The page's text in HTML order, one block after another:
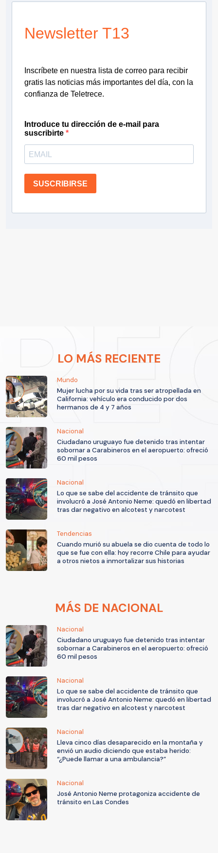
Newsletter T13
Inscríbete en nuestra lista de correo para recibir
gratis las noticias más importantes del día, con la
confianza de Teletrece.
Introduce tu dirección de e-mail para
suscribirte
SUSCRIBIRSE
LO MÁS RECIENTE
Mundo
Mujer lucha por su vida tras ser atropellada en
California: vehículo era conducido por dos
hermanos de 4 y 7 años
Nacional
Ciudadano uruguayo fue detenido tras intentar
sobornar a Carabineros en el aeropuerto: ofreció
60 mil pesos
Nacional
Lo que se sabe del accidente de tránsito que
involucró a José Antonio Neme: quedó en libertad
tras dar negativo en alcotest y narcotest
Tendencias
Cuando murió su abuela se dio cuenta de todo lo
que se fue con ella: hoy recorre Chile para ayudar
a otros nietos a inmortalizar sus historias
MÁS DE NACIONAL
Nacional
Ciudadano uruguayo fue detenido tras intentar
sobornar a Carabineros en el aeropuerto: ofreció
60 mil pesos
Nacional
Lo que se sabe del accidente de tránsito que
involucró a José Antonio Neme: quedó en libertad
tras dar negativo en alcotest y narcotest
Nacional
Lleva cinco días desaparecido en la montaña y
envió un audio diciendo que estaba herido:
“¿Puede llamar a una ambulancia?”
Nacional
José Antonio Neme protagoniza accidente de
tránsito en Las Condes